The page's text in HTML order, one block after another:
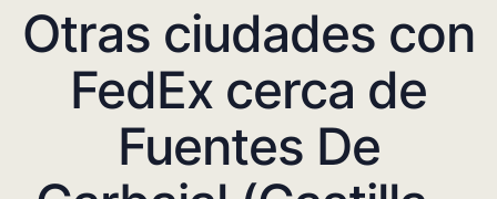
Otras ciudades con
FedEx cerca de
Fuentes De